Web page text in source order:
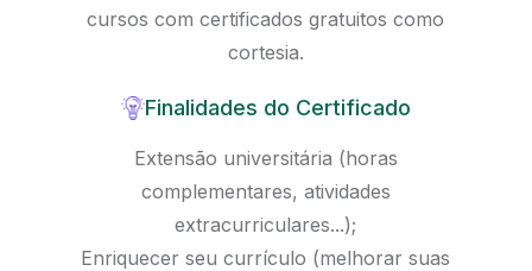
cursos com certificados gratuitos como
cortesia.
Finalidades do Certificado
Extensão universitária (horas
complementares, atividades
extracurriculares...);
Enriquecer seu currículo (melhorar suas